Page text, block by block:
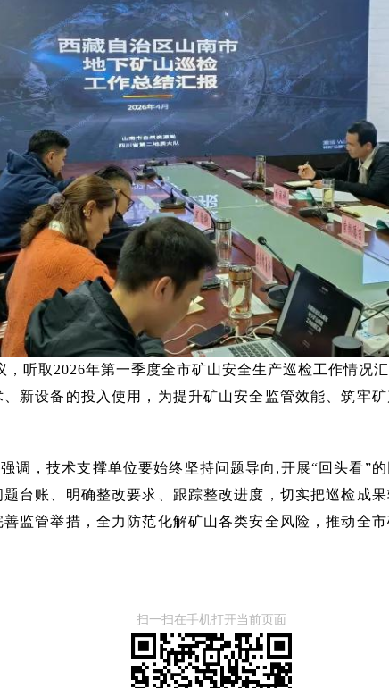
听取2026年第一季度全市矿山安全生产巡检工作情况
新设备的投入使用，为提升矿山安全监管效能、筑牢
调，技术支撑单位要始终坚持问题导向,开展“回头看”
台账、明确整改要求、跟踪整改进度，切实把巡检成
监管举措，全力防范化解矿山各类安全风险，推动全
扫一扫在手机打开当前页面